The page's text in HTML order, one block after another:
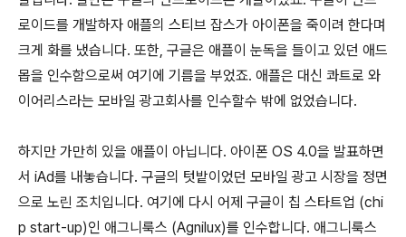
로이드를 개발하자 애플의 스티브 잡스가 아이폰을 죽이려 한다며
크게 화를 냈습니다. 또한, 구글은 애플이 눈독을 들이고 있던 애드
몹을 인수함으로써 여기에 기름을 부었죠. 애플은 대신 콰트로 와
이어리스라는 모바일 광고회사를 인수할수 밖에 없었습니다.
하지만 가만히 있을 애플이 아닙니다. 아이폰 OS 4.0을 발표하면
서 iAd를 내놓습니다. 구글의 텃밭이었던 모바일 광고 시장을 정면
으로 노린 조치입니다. 여기에 다시 어제 구글이 칩 스타트업 (chi
p start-up)인 애그니룩스 (Agnilux)를 인수합니다. 애그니룩스